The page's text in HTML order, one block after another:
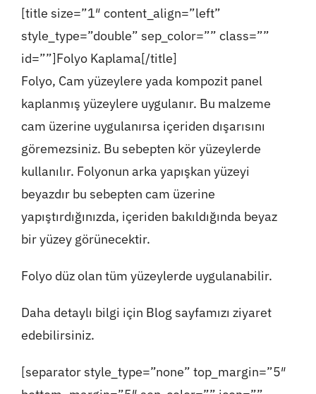
[title size=”1″ content_align=”left”
style_type=”double” sep_color=”” class=””
id=””]Folyo Kaplama[/title]
Folyo, Cam yüzeylere yada kompozit panel
kaplanmış yüzeylere uygulanır. Bu malzeme
cam üzerine uygulanırsa içeriden dışarısını
göremezsiniz. Bu sebepten kör yüzeylerde
kullanılır. Folyonun arka yapışkan yüzeyi
beyazdır bu sebepten cam üzerine
yapıştırdığınızda, içeriden bakıldığında beyaz
bir yüzey görünecektir.
Folyo düz olan tüm yüzeylerde uygulanabilir.
Daha detaylı bilgi için Blog sayfamızı ziyaret
edebilirsiniz.
[separator style_type=”none” top_margin=”5″